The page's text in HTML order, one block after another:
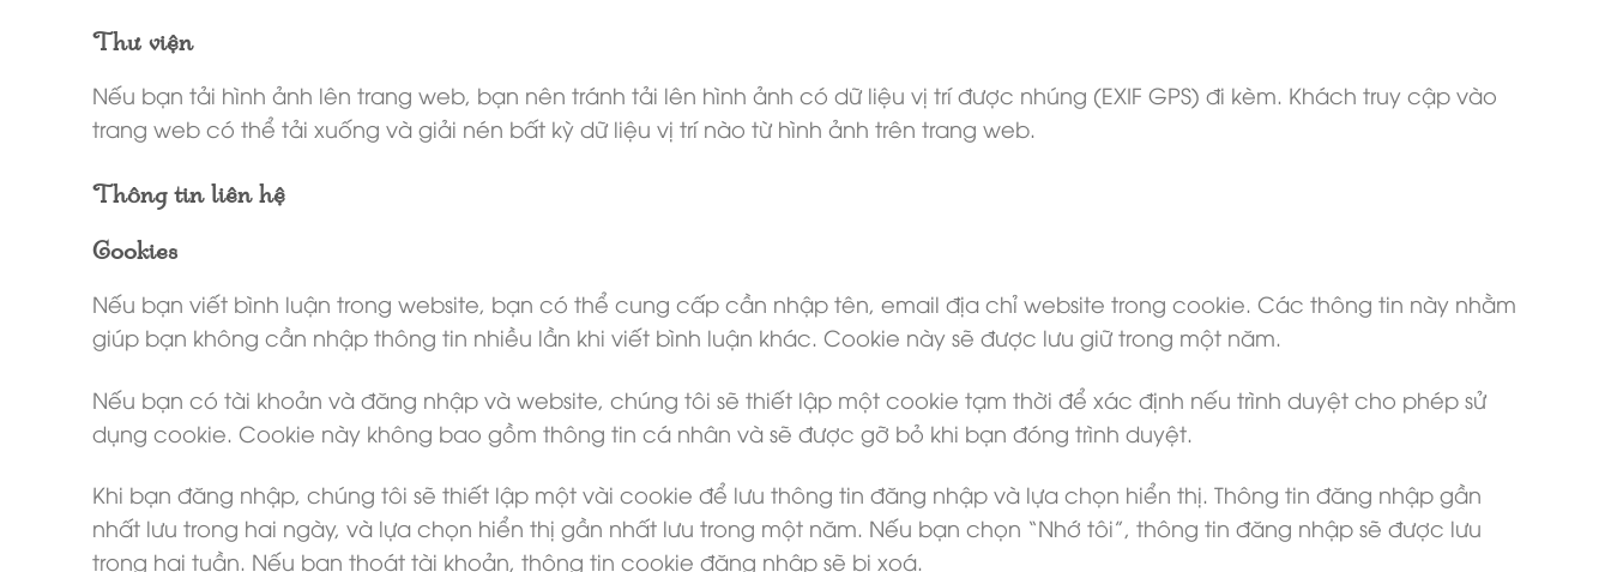
Thư viện
Nếu bạn tải hình ảnh lên trang web, bạn nên tránh tải lên hình ảnh có dữ liệu vị trí được nhúng (EXIF GPS) đi kèm. Khách truy cập vào
trang web có thể tải xuống và giải nén bất kỳ dữ liệu vị trí nào từ hình ảnh trên trang web.
Thông tin liên hệ
Cookies
Nếu bạn viết bình luận trong website, bạn có thể cung cấp cần nhập tên, email địa chỉ website trong cookie. Các thông tin này nhằm
giúp bạn không cần nhập thông tin nhiều lần khi viết bình luận khác. Cookie này sẽ được lưu giữ trong một năm.
Nếu bạn có tài khoản và đăng nhập và website, chúng tôi sẽ thiết lập một cookie tạm thời để xác định nếu trình duyệt cho phép sử
dụng cookie. Cookie này không bao gồm thông tin cá nhân và sẽ được gỡ bỏ khi bạn đóng trình duyệt.
Khi bạn đăng nhập, chúng tôi sẽ thiết lập một vài cookie để lưu thông tin đăng nhập và lựa chọn hiển thị. Thông tin đăng nhập gần
nhất lưu trong hai ngày, và lựa chọn hiển thị gần nhất lưu trong một năm. Nếu bạn chọn “Nhớ tôi”, thông tin đăng nhập sẽ được lưu
trong hai tuần. Nếu bạn thoát tài khoản, thông tin cookie đăng nhập sẽ bị xoá.